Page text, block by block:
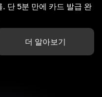
단 5분 만에 카드 발급 완
더 알아보기